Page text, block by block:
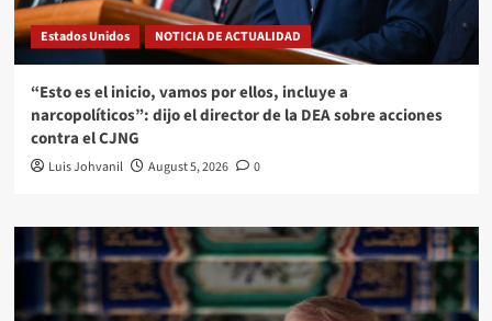
Estados Unidos NOTICIA DE ACTUALIDAD
“Esto es el inicio, vamos por ellos, incluye a
narcopolíticos”: dijo el director de la DEA sobre acciones
contra el CJNG
Luis Johvanil August 5, 2026 0